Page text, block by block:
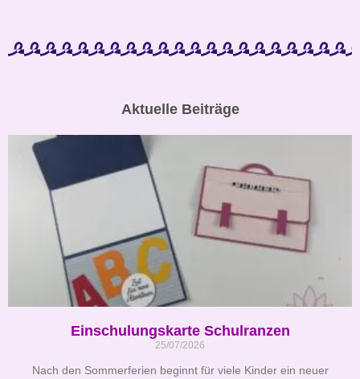
Aktuelle Beiträge
Einschulungskarte Schulranzen
25/07/2026
Nach den Sommerferien beginnt für viele Kinder ein neuer